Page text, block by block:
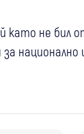
като не бил
национално
Съдът